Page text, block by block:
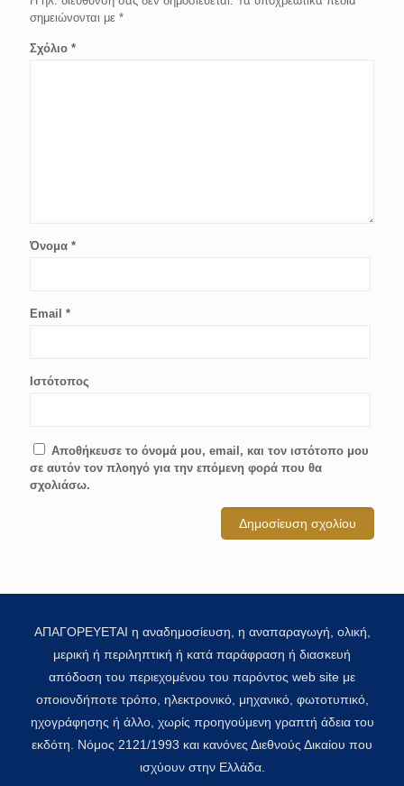
σημειώνονται με *
Σχόλιο *
Όνομα *
Email *
Ιστότοπος
Αποθήκευσε το όνομά μου, email, και τον ιστότοπο μου
σε αυτόν τον πλοηγό για την επόμενη φορά που θα
σχολιάσω.
ΑΠΑΓΟΡΕΥΕΤΑΙ η αναδημοσίευση, η αναπαραγωγή, ολική,
μερική ή περιληπτική ή κατά παράφραση ή διασκευή
απόδοση του περιεχομένου του παρόντος web site με
οποιονδήποτε τρόπο, ηλεκτρονικό, μηχανικό, φωτοτυπικό,
ηχογράφησης ή άλλο, χωρίς προηγούμενη γραπτή άδεια του
εκδότη. Νόμος 2121/1993 και κανόνες Διεθνούς Δικαίου που
ισχύουν στην Ελλάδα.